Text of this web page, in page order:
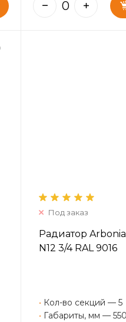
Под заказ
Радиатор
N12 3/4 RAL 9016
• Кол-во секций — 5
• Габариты, мм —